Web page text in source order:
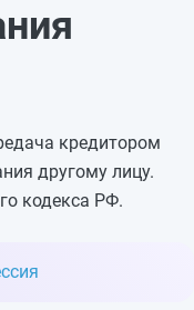
кредитором
другому лицу.
кодекса РФ.